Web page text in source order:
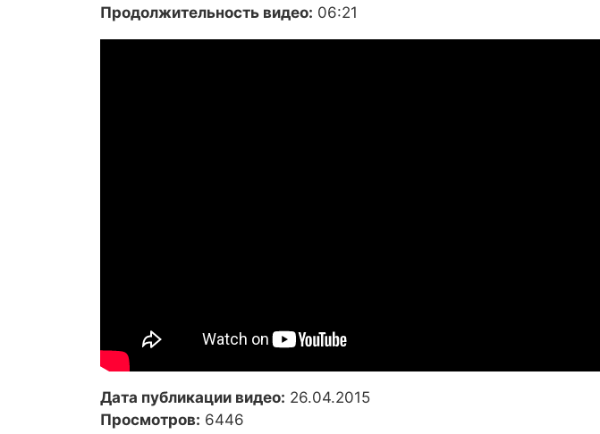
Продолжительность видео: 06:21
Дата публикации видео: 26.04.2015
Просмотров: 6446